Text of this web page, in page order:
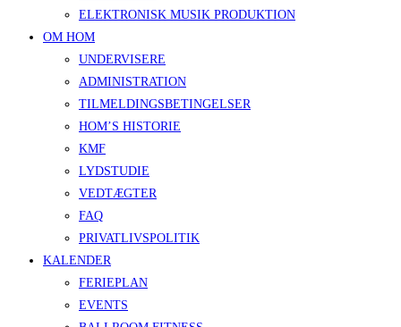
ELEKTRONISK MUSIK PRODUKTION
OM HOM
UNDERVISERE
ADMINISTRATION
TILMELDINGSBETINGELSER
HOM’S HISTORIE
KMF
LYDSTUDIE
VEDTÆGTER
FAQ
PRIVATLIVSPOLITIK
KALENDER
FERIEPLAN
EVENTS